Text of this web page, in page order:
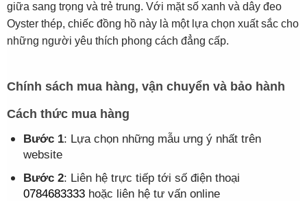
giữa sang trọng và trẻ trung. Với mặt số xanh và dây đeo
Oyster thép, chiếc đồng hồ này là một lựa chọn xuất sắc cho
những người yêu thích phong cách đẳng cấp.
Chính sách mua hàng, vận chuyển và bảo hành
Cách thức mua hàng
Bước 1: Lựa chọn những mẫu ưng ý nhất trên
website
Bước 2: Liên hệ trực tiếp tới số điện thoại
0784683333hoặc liên hệ tư vấn online